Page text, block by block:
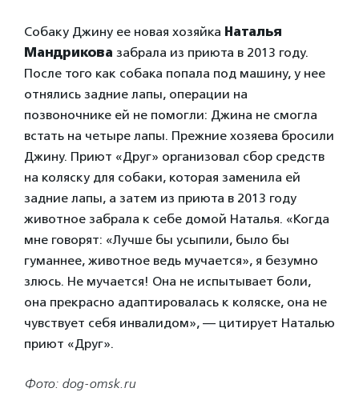
Собаку Джину ее новая хозяйка Наталья
Мандрикова забрала из приюта в 2013 году.
После того как собака попала под машину, у нее
отнялись задние лапы, операции на
позвоночнике ей не помогли: Джина не смогла
встать на четыре лапы. Прежние хозяева бросили
Джину. Приют «Друг» организовал сбор средств
на коляску для собаки, которая заменила ей
задние лапы, а затем из приюта в 2013 году
животное забрала к себе домой Наталья. «Когда
мне говорят: «Лучше бы усыпили, было бы
гуманнее, животное ведь мучается», я безумно
злюсь. Не мучается! Она не испытывает боли,
она прекрасно адаптировалась к коляске, она не
чувствует себя инвалидом», — цитирует Наталью
приют «Друг».
Фото: dog-omsk.ru